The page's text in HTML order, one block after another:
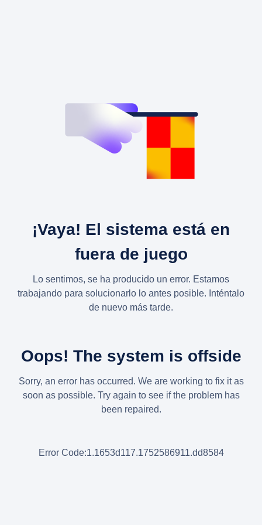
¡Vaya! El sistema está en
fuera de juego
Lo sentimos, se ha producido un error. Estamos
trabajando para solucionarlo lo antes posible. Inténtalo
de nuevo más tarde.
Oops! The system is offside
Sorry, an error has occurred. We are working to fix it as
soon as possible. Try again to see if the problem has
been repaired.
Error Code:1.1653d117.1752586911.dd8584